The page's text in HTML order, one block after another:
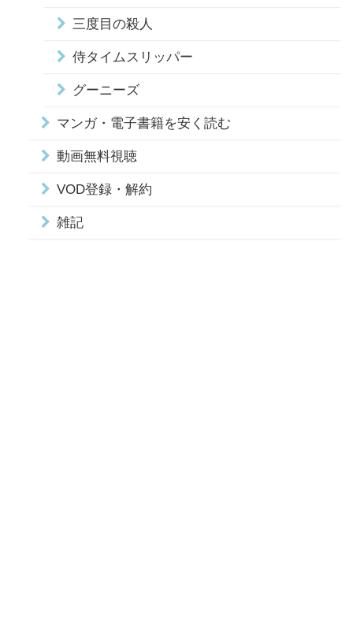
三度目の殺人
侍タイムスリッパー
グーニーズ
マンガ・電子書籍を安く読む
動画無料視聴
VOD登録・解約
雑記